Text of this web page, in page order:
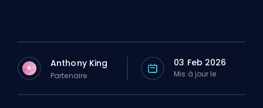
A Anthony King
Partenaire
03 Feb 2026
Mis à jour le